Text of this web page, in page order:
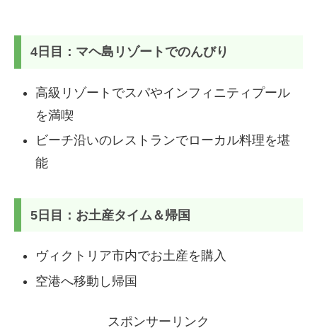
4日目：マヘ島リゾートでのんびり
高級リゾートでスパやインフィニティプール
を満喫
ビーチ沿いのレストランでローカル料理を堪
能
5日目：お土産タイム＆帰国
ヴィクトリア市内でお土産を購入
空港へ移動し帰国
スポンサーリンク